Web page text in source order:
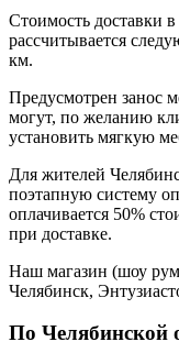
Стоимость доставки
рассчитывается
км.
Предусмотрен занос
могут, по желанию
установить мягкую
Для жителей
поэтапную систему
оплачивается 50%
при доставке.
Наш магазин (шоу
Челябинск,
По Челябинской